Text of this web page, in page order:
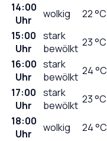
14:00
Uhr
wolkig 22°C
15:00
Uhr
stark
bewölkt 23°C
16:00
Uhr
stark
bewölkt 24°C
17:00
Uhr
stark
bewölkt 23°C
18:00
Uhr
wolkig 24°C